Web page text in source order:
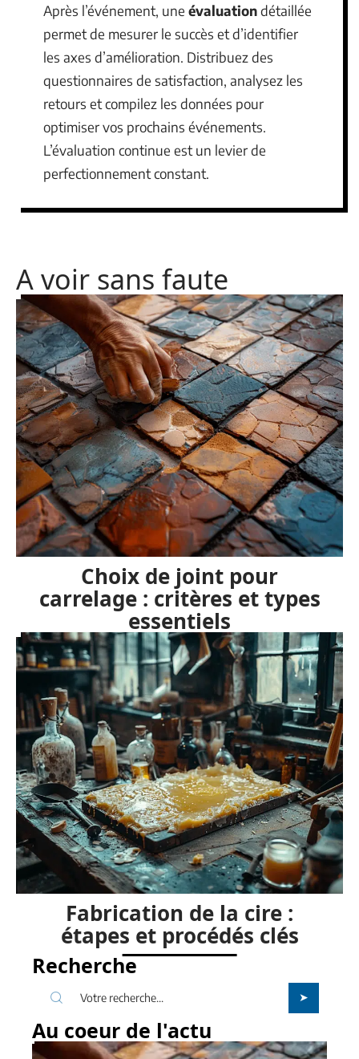
Après l’événement, une évaluationdétaillée
permet de mesurer le succès et d’identifier
les axes d’amélioration. Distribuez des
questionnaires de satisfaction, analysez les
retours et compilez les données pour
optimiser vos prochains événements.
L’évaluation continue est un levier de
perfectionnement constant.
A voir sans faute
Choix de joint pour
carrelage : critères et types
essentiels
Fabrication de la cire :
étapes et procédés clés
Recherche
Au coeur de l'actu